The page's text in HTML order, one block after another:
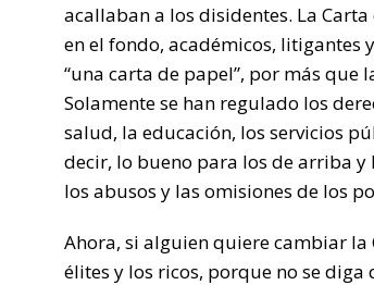
acallaban a los disidentes. La
en el fondo, académicos, litigantes
“una carta de papel”, por más
Solamente se han regulado los
salud, la educación, los servicios
decir, lo bueno para los de arriba
los abusos y las omisiones de los
Ahora, si alguien quiere cambiar la
élites y los ricos, porque no se